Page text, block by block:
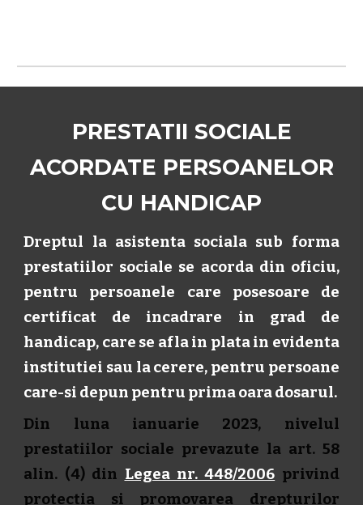
PRESTATII SOCIALE
ACORDATE PERSOANELOR
CU HANDICAP
Dreptul la asistenta sociala sub forma
prestatiilor sociale se acorda din oficiu,
pentru persoanele care posesoare de
certificat de incadrare in grad de
handicap, care se afla in plata in evidenta
institutiei sau la cerere, pentru persoane
care-si depun pentru prima oara dosarul.
Din luna ianuarie 2023, nivelul
prestatiilor sociale prevazute la art. 58
alin. (4) din Legea nr. 448/2006 privind
protectia si promovarea drepturilor